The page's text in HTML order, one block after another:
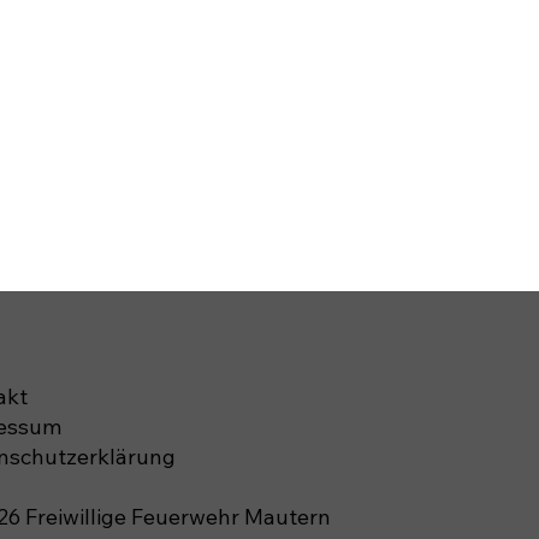
Freiwillige Feuerwehr Mautern